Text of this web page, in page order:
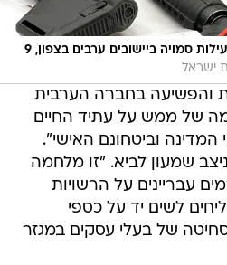
78 סוחרי אמל״ח נעצרו בתום פעילות סמויה ביישובים ערבים בצפון, 9
ישראל
והפשיעה בחברה הערבית
של ממש על עתיד החיים
המדינה וביטחונם האישי".
שמעון לביא. "זו מלחמה
עבריינים על הרשויות
לשים יד על כספי
של בעלי עסקים במגזר